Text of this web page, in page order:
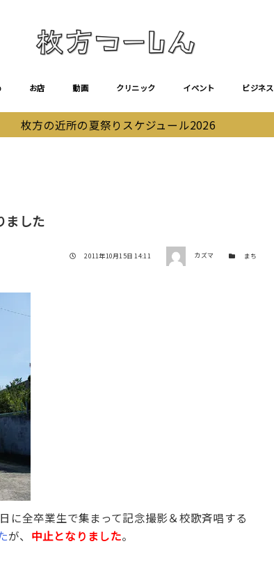
お店 動画 クリニック イベント ビジネス
枚方の近所の夏祭りスケジュール2026
ました
投稿日
2011年10月15日 14:11 著者 カズマ カテゴリー
まち
に全卒業生で集まって記念撮影＆校歌斉唱する
が、 中止となりました。